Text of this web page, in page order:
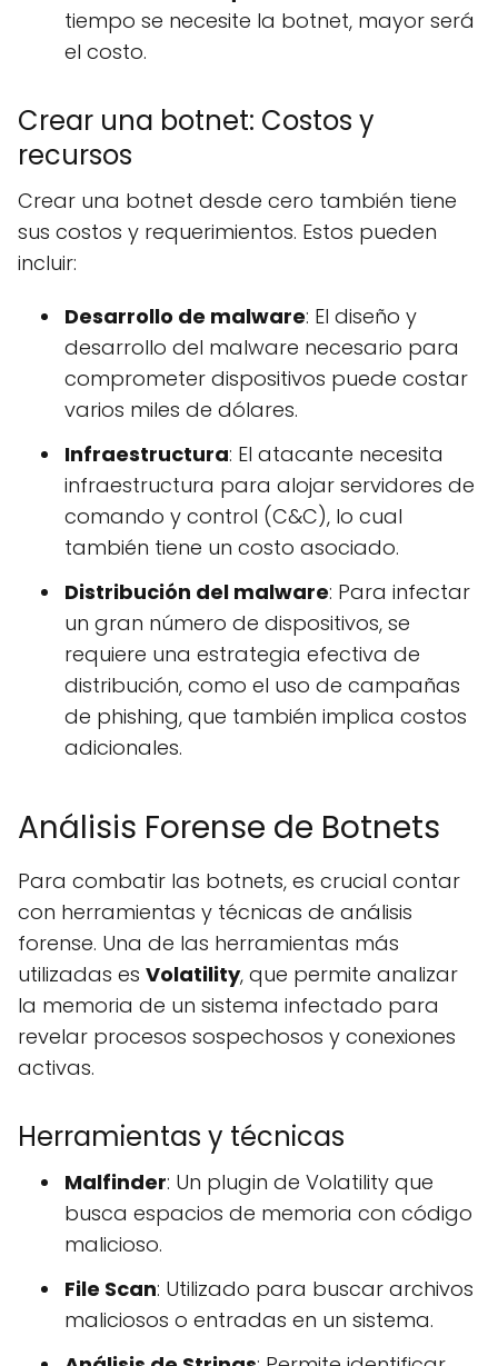
tiempo se necesite la botnet, mayor será
el costo.
Crear una botnet: Costos y
recursos
Crear una botnet desde cero también tiene
sus costos y requerimientos. Estos pueden
incluir:
Desarrollo de malware: El diseño y
desarrollo del malware necesario para
comprometer dispositivos puede costar
varios miles de dólares.
Infraestructura: El atacante necesita
infraestructura para alojar servidores de
comando y control (C&C), lo cual
también tiene un costo asociado.
Distribución del malware: Para infectar
un gran número de dispositivos, se
requiere una estrategia efectiva de
distribución, como el uso de campañas
de phishing, que también implica costos
adicionales.
Análisis Forense de Botnets
Para combatir las botnets, es crucial contar
con herramientas y técnicas de análisis
forense. Una de las herramientas más
utilizadas es Volatility, que permite analizar
la memoria de un sistema infectado para
revelar procesos sospechosos y conexiones
activas.
Herramientas y técnicas
Malfinder: Un plugin de Volatility que
busca espacios de memoria con código
malicioso.
File Scan: Utilizado para buscar archivos
maliciosos o entradas en un sistema.